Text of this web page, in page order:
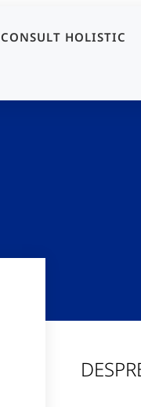
CONSULT HOLISTIC